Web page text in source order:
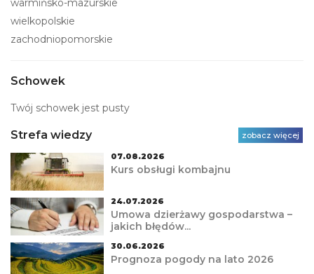
warmińsko-mazurskie
wielkopolskie
zachodniopomorskie
Schowek
Twój schowek jest pusty
Strefa wiedzy zobacz więcej
07.08.2026
Kurs obsługi kombajnu
24.07.2026
Umowa dzierżawy gospodarstwa –
jakich błędów...
30.06.2026
Prognoza pogody na lato 2026